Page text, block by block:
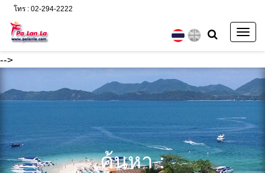
-->
โทร : 02-294-2222
ค้นหา :